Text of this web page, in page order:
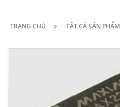
TRANG CHỦ TẤT CẢ SẢN PHẨM